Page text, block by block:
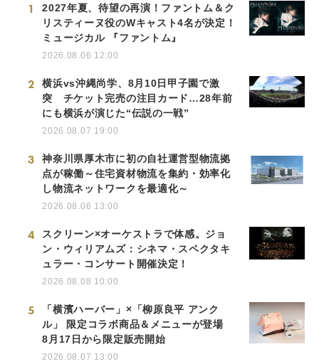
1
2027年夏、待望の再演！ファントム＆ク
リスティーヌ役のWキャスト4名が決定！
ミュージカル 『ファントム』
2026.08.06 12:00
2
横浜vs沖縄尚学、8月10日甲子園で激
突 チケット完売の注目カード…28年前
にも横浜が演じた“伝説の一戦”
2026.08.07 19:00
3
神奈川県厚木市に初の自社運営型物流拠
点が稼働～住宅資材物流を集約・効率化
し物流ネットワークを最適化～
2026.08.06 13:00
4
スクリーン×オーケストラで体感。ジョ
ン・ウィリアムズ：シネマ・スペクタキ
ュラー・コンサート開催決定！
2026.08.08 10:00
5
「横濱ハーバー」×「柳原良平 アンク
ル」 限定コラボ商品＆メニューが登場
8月17日から限定販売開始
2026.08.07 13:00